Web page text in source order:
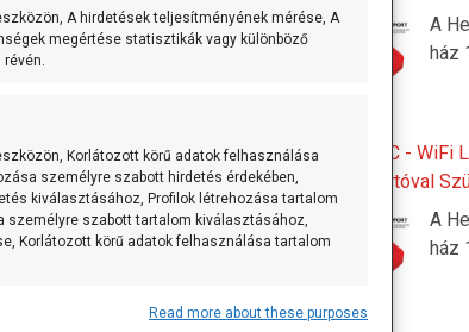
A hirdetések teljesítményének mérése, A
megértése statisztikák vagy különböző
Korlátozott körű adatok felhasználása
személyre szabott hirdetés érdekében,
kiválasztásához, Profilok létrehozása tartalom
személyre szabott tartalom kiválasztásához,
Korlátozott körű adatok felhasználása tartalom
Always active
Read more about these purposes
A
ház
HELTEC -
akkutartóval
A
ház